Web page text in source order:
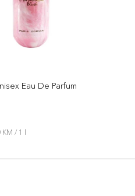
Eau De Parfum
/ 1 l